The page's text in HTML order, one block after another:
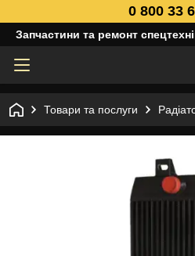
0 800 33
Запчастини та ремонт
Товари та послуги